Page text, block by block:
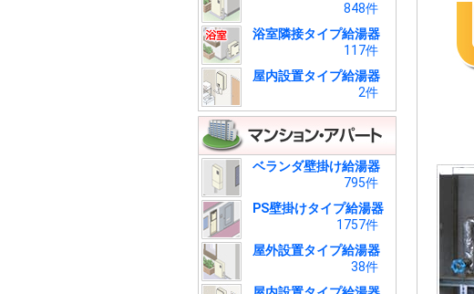
848件
浴室隣接タイプ給湯器
117件
屋内設置タイプ給湯器
2件
ベランダ壁掛け給湯器
795件
PS壁掛けタイプ給湯器
1757件
屋外設置タイプ給湯器
38件